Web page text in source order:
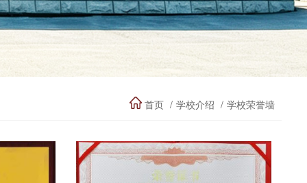
首页 学校介绍 学校荣誉墙